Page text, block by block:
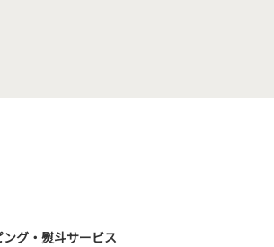
ング・熨斗サービス